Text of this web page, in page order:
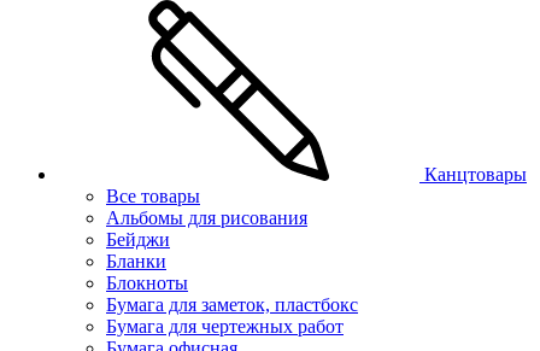
Канцтовары
Все товары
Альбомы для рисования
Бейджи
Бланки
Блокноты
Бумага для заметок, пластбокс
Бумага для чертежных работ